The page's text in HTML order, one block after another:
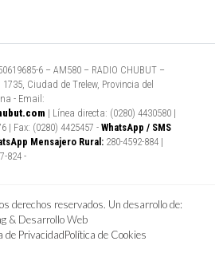
6 – AM580 – RADIO CHUBUT –
Ciudad de Trelew, Provincia del
- Email:
| Línea directa: (0280) 4430580 |
| Fax: (0280) 4425457 - WhatsApp / SMS
Mensajero Rural: 280-4592-884 |
824 -
derechos reservados. Un desarrollo de:
& Desarrollo Web
de PrivacidadPolítica de Cookies